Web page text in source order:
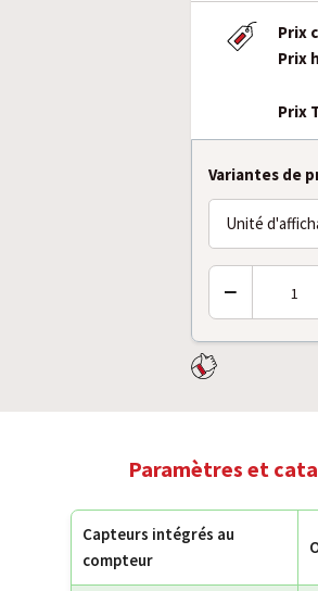
Prix
Prix
Prix
Variantes de
Unité
−
Paramètres et
Capteurs intégrés au
compteur